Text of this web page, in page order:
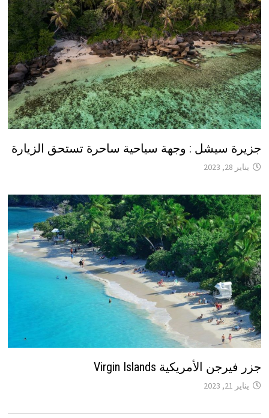
جزيرة سيشل : وجهة سياحية ساحرة تستحق الزيارة
يناير 28, 2023
جزر فيرجن الأمريكية Virgin Islands
يناير 21, 2023